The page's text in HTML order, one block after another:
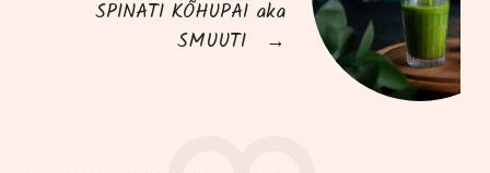
SPINATI KÕHUPAI aka
SMUUTI
→